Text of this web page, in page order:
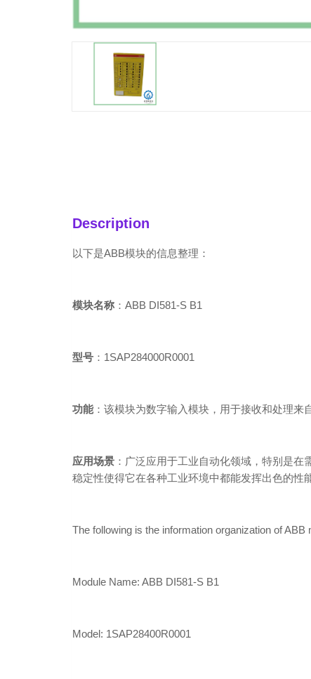
Description
以下是ABB模块的信息整理：
模块名称 ：ABB DI581-S B1
型号 ：1SAP284000R0001
功能 ：该模块为数字输入模块，用于接收和处理
应用场景 ：广泛应用于工业自动化领域，特别是
稳定性使得它在各种工业环境中都能发挥出色的性能
The following is the information organization of ABB
Module Name: ABB DI581-S B1
Model: 1SAP28400R0001